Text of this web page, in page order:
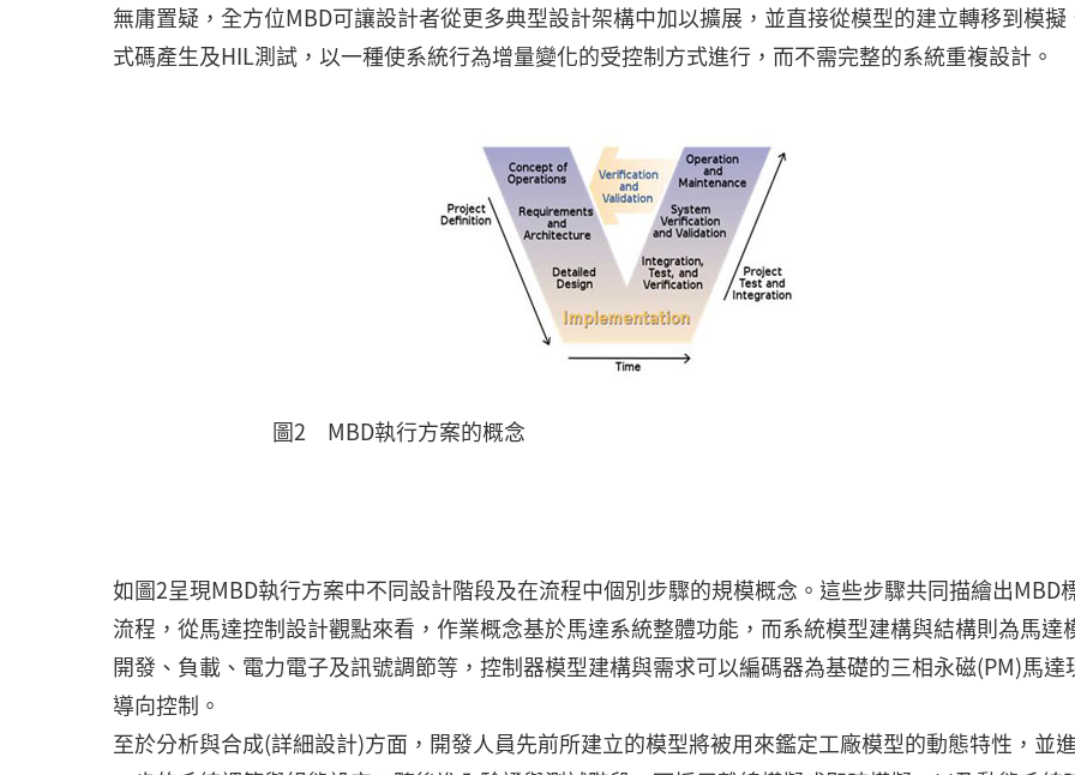
無庸置疑，全方位MBD可讓設計者從更多典型設計架構中加以擴展，並直接從模型的建立轉移到模擬
式碼產生及HIL測試，以一種使系統行為增量變化的受控制方式進行，而不需完整的系統重複設計。
圖2 MBD執行方案的概念
如圖2呈現MBD執行方案中不同設計階段及在流程中個別步驟的規模概念。這些步驟共同描繪出MBD
流程，從馬達控制設計觀點來看，作業概念基於馬達系統整體功能，而系統模型建構與結構則為馬達
開發、負載、電力電子及訊號調節等，控制器模型建構與需求可以編碼器為基礎的三相永磁(PM)馬達
導向控制。
至於分析與合成(詳細設計)方面，開發人員先前所建立的模型將被用來鑑定工廠模型的動態特性，並